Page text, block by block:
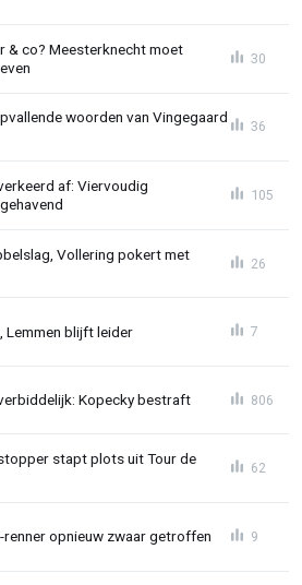
& co? Meesterknecht moet
30
woorden van Vingegaard
36
af: Viervoudig
105
Vollering pokert met
26
Lemmen blijft leider 7
Kopecky bestraft 806
stapt plots uit Tour de
62
opnieuw zwaar getroffen 9